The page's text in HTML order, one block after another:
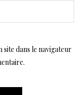
dans le navigateur